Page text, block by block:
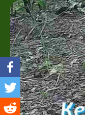
Skip to content